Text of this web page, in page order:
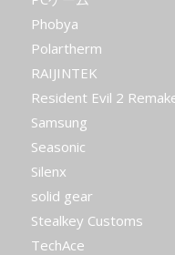
Phobya
Polartherm
RAIJINTEK
Resident Evil 2
Samsung
Seasonic
Silenx
solid gear
Stealkey Customs
TechAce